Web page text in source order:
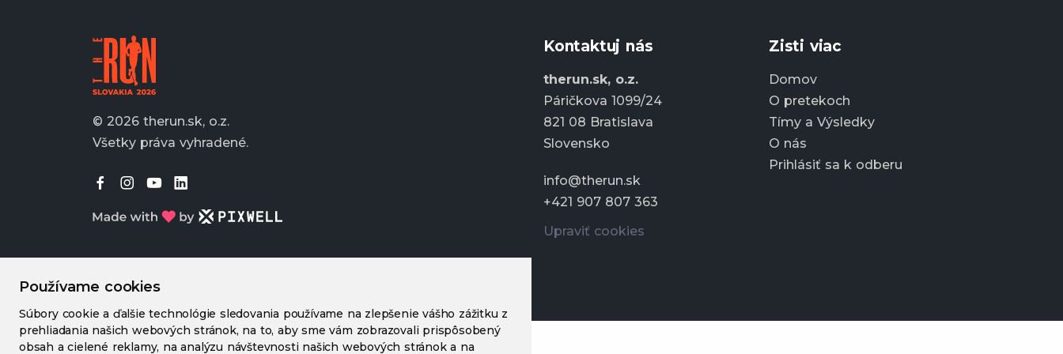
Používame cookies
Súbory cookie a ďalšie technológie sledovania používame na zlepšenie vášho zážitku z
prehliadania našich webových stránok, na to, aby sme vám zobrazovali prispôsobený
obsah a cielené reklamy, na analýzu návštevnosti našich webových stránok a na
© 2026 therun.sk, o.z.
Všetky práva vyhradené.
Kontaktuj nás
therun.sk, o.z.
Páričkova 1099/24
821 08 Bratislava
Slovensko
info@therun.sk
+421 907 807 363
Upraviť cookies
Zisti viac
Domov
O pretekoch
Tímy a Výsledky
O nás
Prihlásiť sa k odberu